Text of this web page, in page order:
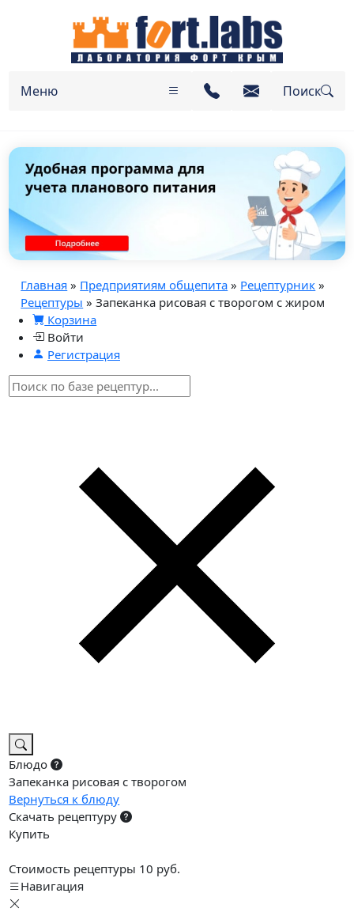
Меню Поиск
Главная » Предприятиям общепита » Рецептурник »
Рецептуры » Запеканка рисовая с творогом с жиром
Корзина
Войти
Регистрация
Блюдо
Запеканка рисовая с творогом
Вернуться к блюду
Скачать рецептуру
Купить
Стоимость рецептуры 10 руб.
Навигация